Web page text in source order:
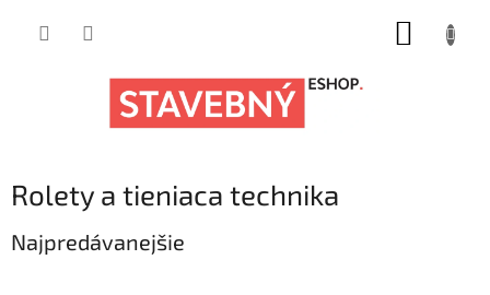
Rolety a tieniaca technika
Najpredávanejšie